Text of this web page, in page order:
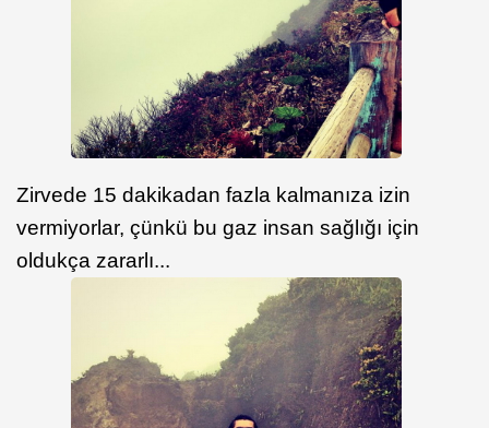
Zirvede 15 dakikadan fazla kalmanıza izin
vermiyorlar, çünkü bu gaz insan sağlığı için
oldukça zararlı...